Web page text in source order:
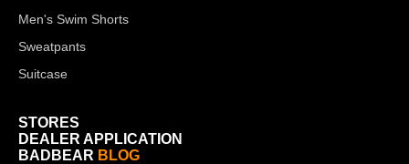
Men's Swim Shorts
Sweatpants
Suitcase
STORES
DEALER APPLICATION
BADBEAR BLOG